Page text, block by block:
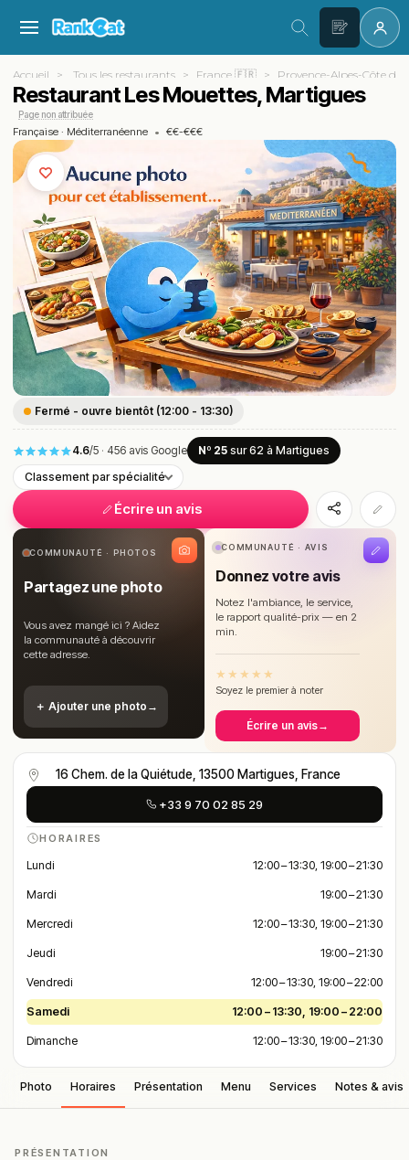
Accueil Tous les restaurants France 🇫🇷 Provence-Alpes-Côte
Restaurant Les Mouettes, Martigues
Page non attribuée
Française · Méditerranéenne • €€-€€€
Fermé - ouvre bientôt (12:00 - 13:30)
4.6/5 · 456 avis Google Nº 25 sur 62 à Martigues
Classement par spécialité
Écrire un avis
COMMUNAUTÉ · PHOTOS
Partagez une photo
Vous avez mangé ici ? Aidez
la communauté à découvrir
cette adresse.
＋ Ajouter une photo →
COMMUNAUTÉ · AVIS
Donnez votre avis
Notez l'ambiance, le service,
le rapport qualité-prix — en 2
min.
★ ★ ★ ★ ★
Soyez le premier à noter
Écrire un avis→
16 Chem. de la Quiétude, 13500 Martigues, France
+33 9 70 02 85 29
HORAIRES
Lundi 12:00 – 13:30, 19:00 – 21:30
Mardi 19:00 – 21:30
Mercredi 12:00 – 13:30, 19:00 – 21:30
Jeudi 19:00 – 21:30
Vendredi 12:00 – 13:30, 19:00 – 22:00
Samedi 12:00 – 13:30, 19:00 – 22:00
Dimanche 12:00 – 13:30, 19:00 – 21:30
Photo Horaires Présentation Menu Services Notes & avis
PRÉSENTATION